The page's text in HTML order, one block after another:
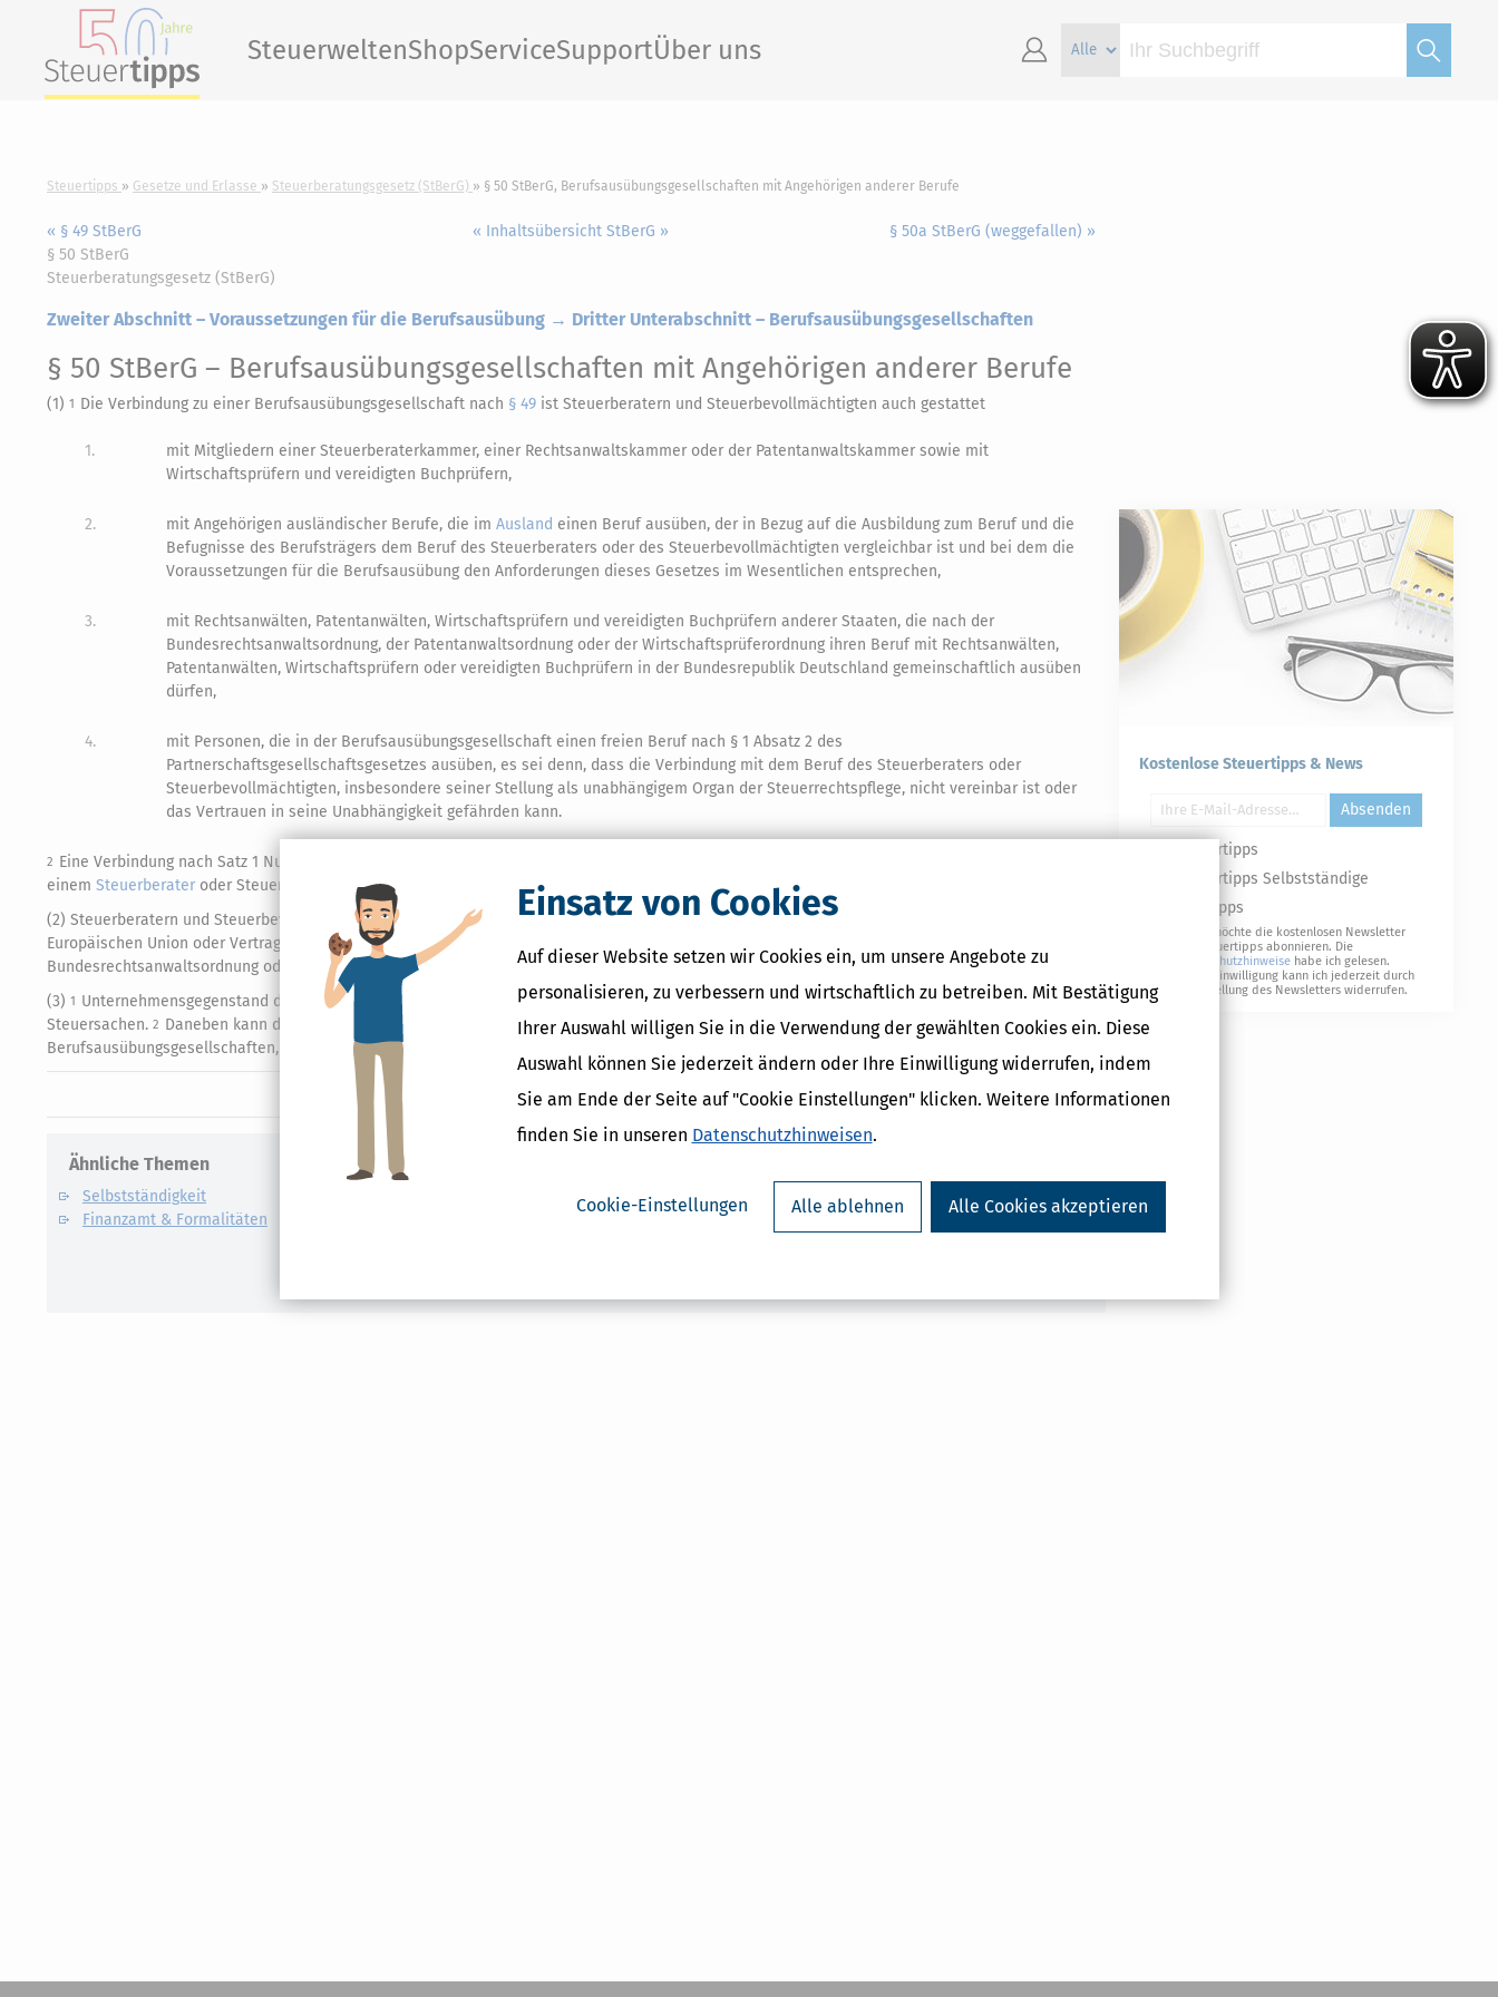
Einsatz von Cookies
Auf dieser Website setzen wir Cookies ein, um unsere Angebote zu
personalisieren, zu verbessern und wirtschaftlich zu betreiben. Mit Bestätigung
Ihrer Auswahl willigen Sie in die Verwendung der gewählten Cookies ein. Diese
Auswahl können Sie jederzeit ändern oder Ihre Einwilligung widerrufen, indem
Sie am Ende der Seite auf "Cookie Einstellungen" klicken. Weitere Informationen
finden Sie in unseren Datenschutzhinweisen.
Cookie-Einstellungen Alle ablehnen Alle Cookies akzeptieren
SteuerweltenShopServiceSupportÜber uns
Steuertipps Gesetze und Erlasse Steuerberatungsgesetz (StBerG) § 50 StBerG, Berufsausübungsgesellschaften mit Angehörigen anderer Berufe
« § 49 StBerG « Inhaltsübersicht StBerG »
§ 50a StBerG (weggefallen) »
§ 50 StBerG
Steuerberatungsgesetz (StBerG)
Zweiter Abschnitt – Voraussetzungen für die Berufsausübung → Dritter Unterabschnitt – Berufsausübungsgesellschaften
§ 50 StBerG – Berufsausübungsgesellschaften mit Angehörigen anderer Berufe
(1) 1 Die Verbindung zu einer Berufsausübungsgesellschaft nach § 49 ist Steuerberatern und Steuerbevollmächtigten auch gestattet
1.
mit Mitgliedern einer Steuerberaterkammer, einer Rechtsanwaltskammer oder der Patentanwaltskammer sowie mit
Wirtschaftsprüfern und vereidigten Buchprüfern,
2. mit Angehörigen ausländischer Berufe, die im Ausland einen Beruf ausüben, der in Bezug auf die Ausbildung zum Beruf und die
Befugnisse des Berufsträgers dem Beruf des Steuerberaters oder des Steuerbevollmächtigten vergleichbar ist und bei dem die
Voraussetzungen für die Berufsausübung den Anforderungen dieses Gesetzes im Wesentlichen entsprechen,
3.
mit Rechtsanwälten, Patentanwälten, Wirtschaftsprüfern und vereidigten Buchprüfern anderer Staaten, die nach der
Bundesrechtsanwaltsordnung, der Patentanwaltsordnung oder der Wirtschaftsprüferordnung ihren Beruf mit Rechtsanwälten,
Patentanwälten, Wirtschaftsprüfern oder vereidigten Buchprüfern in der Bundesrepublik Deutschland gemeinschaftlich ausüben
dürfen,
4.
mit Personen, die in der Berufsausübungsgesellschaft einen freien Beruf nach § 1 Absatz 2 des
Partnerschaftsgesellschaftsgesetzes ausüben, es sei denn, dass die Verbindung mit dem Beruf des Steuerberaters oder
Steuerbevollmächtigten, insbesondere seiner Stellung als unabhängigem Organ der Steuerrechtspflege, nicht vereinbar ist oder
das Vertrauen in seine Unabhängigkeit gefährden kann.
2 Eine Verbindung nach Satz 1 Nummer 4 kann insbesondere dann ausgeschlossen sein, wenn in der anderen Person ein Grund vorliegt, der bei
einem Steuerberater oder Steuerbevollmächtigten nach § 40 Absatz 2zur Versagung der Bestellung führen würde.
(2) Steuerberatern und Steuerbevollmächtigten ist eine Beteiligung an Berufsausübungsgesellschaften aus Staaten, die nicht Mitgliedstaat der
Europäischen Union oder Vertragsstaat des Abkommens über den Europäischen Wirtschaftsraum sind, gestattet, wenn diese nach § 207a der
Bundesrechtsanwaltsordnung oder § 159 der Patentanwaltsordnung imInland zugelassen sind.
(3) 1
Unternehmensgegenstand der Berufsausübungsgesellschaft nach Absatz 1 ist insbesondere die geschäftsmäßige Hilfeleistung in
Steuersachen. 2 Daneben kann die Ausübung des jeweiligen nichtsteuerberatenden Berufs treten. 3 Die§§ 51 bis 55hgelten nur für
Berufsausübungsgesellschaften, die der Ausübung des Berufs des Steuerberaters oder Steuerbevollmächtigten dienen.
Druckversion
Ähnliche Themen
Selbstständigkeit
Finanzamt & Formalitäten
Künstlersozialabgabe
Kostenlose Steuertipps & News
Absenden
Steuertipps
Steuertipps Selbstständige
Geldtipps
Ja, ich möchte die kostenlosen Newsletter
von Steuertipps abonnieren. Die
Datenschutzhinweise habe ich gelesen.
Meine Einwilligung kann ich jederzeit durch
Abbestellung des Newsletters widerrufen.